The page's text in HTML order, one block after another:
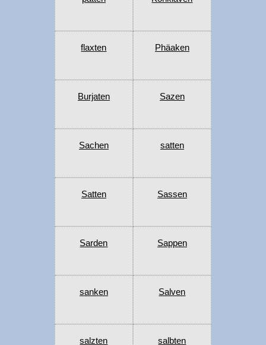
flaxten Phäaken
Burjaten Sazen
Sachen satten
Satten Sassen
Sarden Sappen
sanken Salven
salzten salbten